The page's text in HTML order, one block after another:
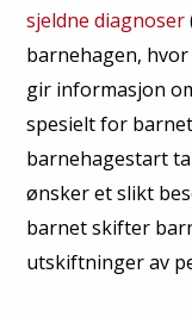
sjeldne diagnoser
barnehagen,
gir informasjon
spesielt for
barnehagestart
ønsker et slikt
barnet skifter
utskiftninger av